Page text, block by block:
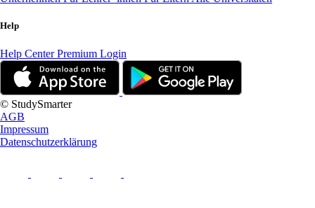
Help
Help CenterPremium Login
© StudySmarter
AGB
Impressum
Datenschutzerklärung